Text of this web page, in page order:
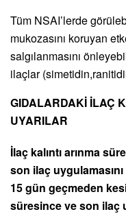
Tüm NSAI’lerde
mukozasını koruyan
salgılanmasını
ilaçlar
GIDALARDAKİ İLAÇ
UYARILAR
İlaç kalıntı arınma
son ilaç
15 gün geçmeden
süresince ve son ilaç